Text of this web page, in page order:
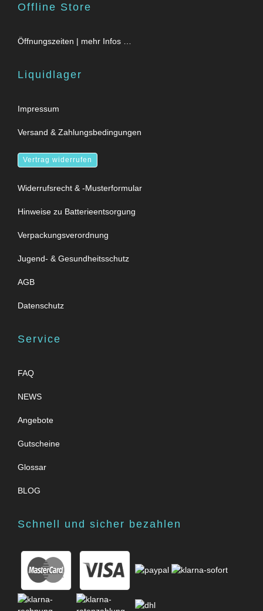
Offline Store
Öffnungszeiten | mehr Infos …
Liquidlager
Impressum
Versand & Zahlungsbedingungen
Vertrag widerrufen
Widerrufsrecht & -Musterformular
Hinweise zu Batterieentsorgung
Verpackungsverordnung
Jugend- & Gesundheitsschutz
AGB
Datenschutz
Service
FAQ
NEWS
Angebote
Gutscheine
Glossar
BLOG
Schnell und sicher bezahlen